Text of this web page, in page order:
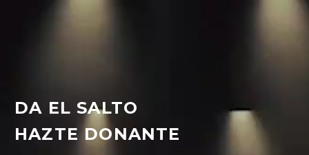
DA EL SALTO
HAZTE DONANTE